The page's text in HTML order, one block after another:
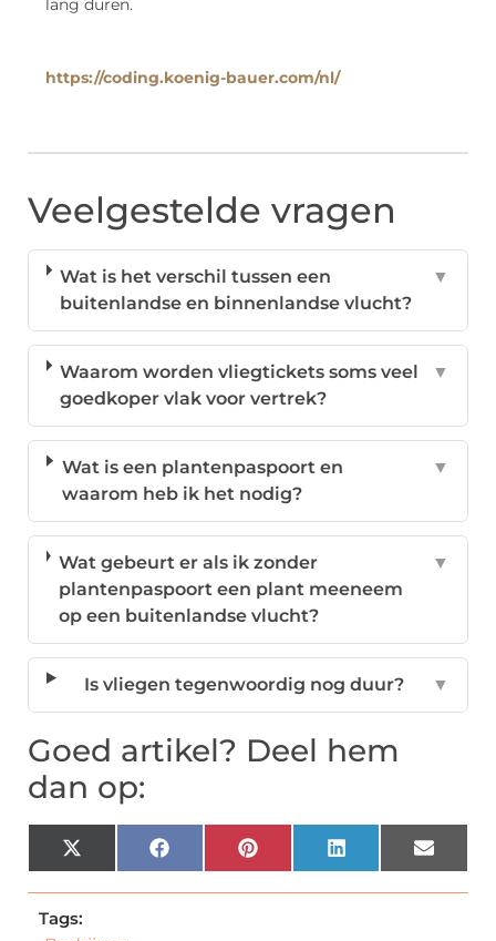
lang duren.
https://coding.koenig-bauer.com/nl/
Veelgestelde vragen
Wat is het verschil tussen een
buitenlandse en binnenlandse vlucht?
▼
Waarom worden vliegtickets soms veel
goedkoper vlak voor vertrek?
▼
Wat is een plantenpaspoort en
waarom heb ik het nodig?
▼
Wat gebeurt er als ik zonder
plantenpaspoort een plant meeneem
op een buitenlandse vlucht?
▼
Is vliegen tegenwoordig nog duur? ▼
Goed artikel? Deel hem
dan op:
X
(Twitter)
FacebookPinterestLinkedIn Email
Tags: